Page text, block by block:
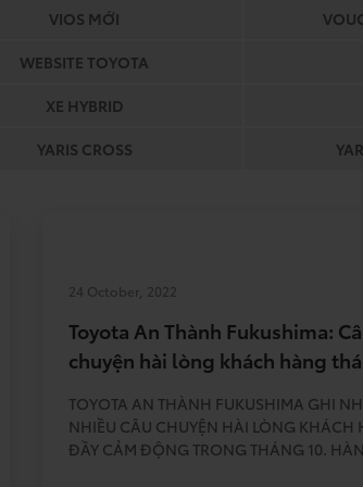
VIOS MỚI
WEBSITE TOYOTA
XE HYBRID
YARIS CROSS
24 October, 2022
Toyota An Thành Fukushima:
chuyện hài lòng khách hàng
– Câu chuyện số 2
TOYOTA AN THÀNH FUKUSHIMA GHI
NHIỀU CÂU CHUYỆN HÀI LÒNG KHÁCH
ĐẦY CẢM ĐỘNG TRONG THÁNG 10.